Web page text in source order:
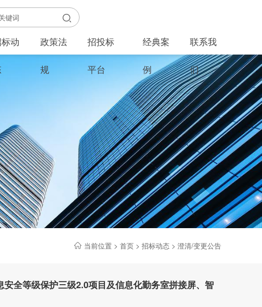
动 政策法
规
招投标
平台
经典案
例
联系我
们
当前位置 > 首页 > 招标动态 > 澄清/变更公告
全等级保护三级2.0项目及信息化勤务室拼接屏、智